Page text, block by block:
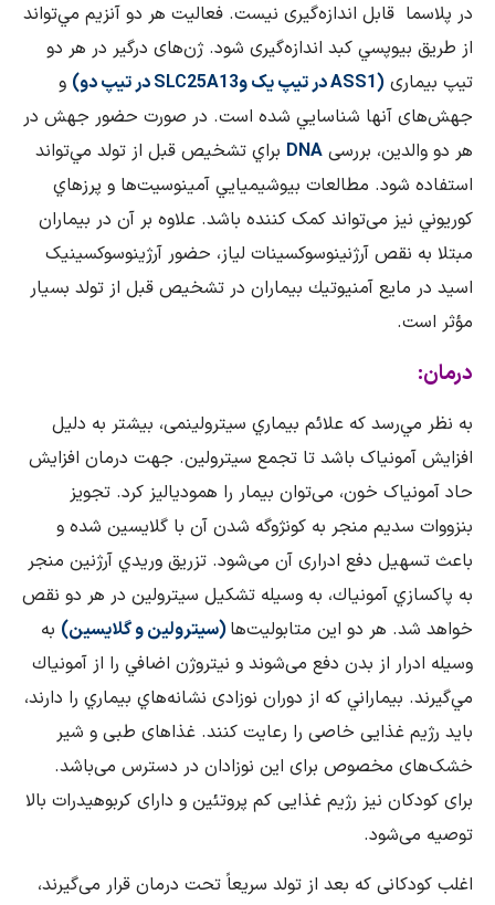
در پلاسما قابل اندازه‌گیری نيست. فعاليت هر دو آنزيم مي‌تواند
از طريق بيوپسي كبد اندازه‌گیری شود. ژن‌های درگیر در هر دو
تیپ بیماری (
ASS1در تیپ یک وSLC25A13در تیپ دو) و
جهش‌های آنها شناسايي شده است. در صورت حضور جهش در
هر دو والدین، بررسی DNA براي تشخيص قبل از تولد ميتواند
استفاده شود. مطالعات بيوشيميايي آمينوسيت‌ها و پرزهاي
كوريوني نیز می‌تواند کمک‌ کننده باشد. علاوه بر آن در بیماران
مبتلا به نقص آرژنینوسوکسینات لیاز، حضور آرژینوسوکسینیک
اسید در مايع آمنيوتيك بيماران در تشخيص قبل از تولد بسيار
مؤثر است.
درمان:
به نظر مي‌رسد که علائم بيماري سیترولینمی، بیشتر به دلیل
افزایش آمونیاک باشد تا تجمع سیترولین. جهت درمان افزایش
حاد آمونیاک خون، می‌توان بیمار را همودیالیز کرد. تجویز
بنزووات سديم منجر به کونژوگه شدن آن با گلایسین شده و
باعث تسهیل دفع ادراری آن می‌شود. تزريق وريدي آرژنين منجر
به پاكسازي آمونياك، به وسيله تشكيل سیترولین در هر دو نقص
خواهد شد. هر دو اين متابوليت‌ها(سیترولین و گلایسین) به
وسیله ادرار از بدن دفع می‌شوند و نيتروژن اضافي را از آمونياك
مي‌گيرند. بيماراني كه از دوران نوزادی نشانه‌هاي بيماري را دارند،
بايد رژیم غذایی خاصی را رعایت کنند. غذاهای طبی و شیر
خشک‌های مخصوص برای این نوزادان در دسترس می‌باشد.
برای کودکان نیز رژیم غذایی کم‌ پروتئین و دارای کربوهیدرات بالا
توصیه می‌شود.
اغلب کودکانی که بعد از تولد سریعاً تحت درمان قرار می‌گیرند،